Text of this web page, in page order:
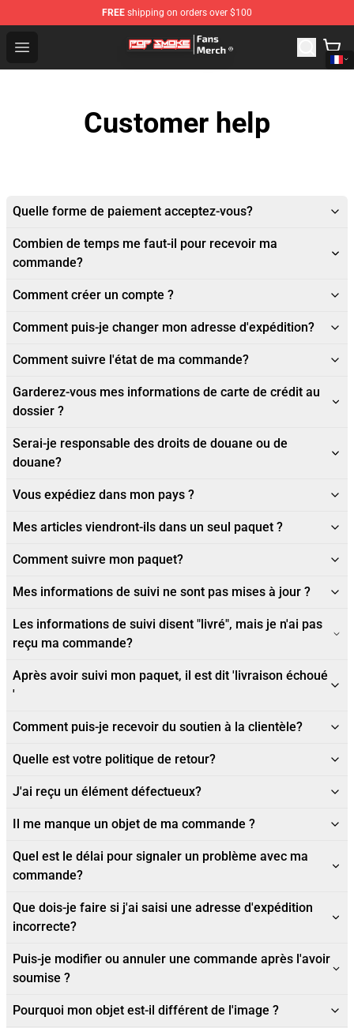
FREE shipping on orders over $100
Open menu
Pop Smoke Store - Official Pop Smoke Merchandise
Customer help
Quelle forme de paiement acceptez-vous?
Combien de temps me faut-il pour recevoir ma
commande?
Comment créer un compte ?
Comment puis-je changer mon adresse d'expédition?
Comment suivre l'état de ma commande?
Garderez-vous mes informations de carte de crédit au
dossier ?
Serai-je responsable des droits de douane ou de
douane?
Vous expédiez dans mon pays ?
Mes articles viendront-ils dans un seul paquet ?
Comment suivre mon paquet?
Mes informations de suivi ne sont pas mises à jour ?
Les informations de suivi disent "livré", mais je n'ai pas
reçu ma commande?
Après avoir suivi mon paquet, il est dit 'livraison échoué
'
Comment puis-je recevoir du soutien à la clientèle?
Quelle est votre politique de retour?
J'ai reçu un élément défectueux?
Il me manque un objet de ma commande ?
Quel est le délai pour signaler un problème avec ma
commande?
Que dois-je faire si j'ai saisi une adresse d'expédition
incorrecte?
Puis-je modifier ou annuler une commande après l'avoir
soumise ?
Pourquoi mon objet est-il différent de l'image ?